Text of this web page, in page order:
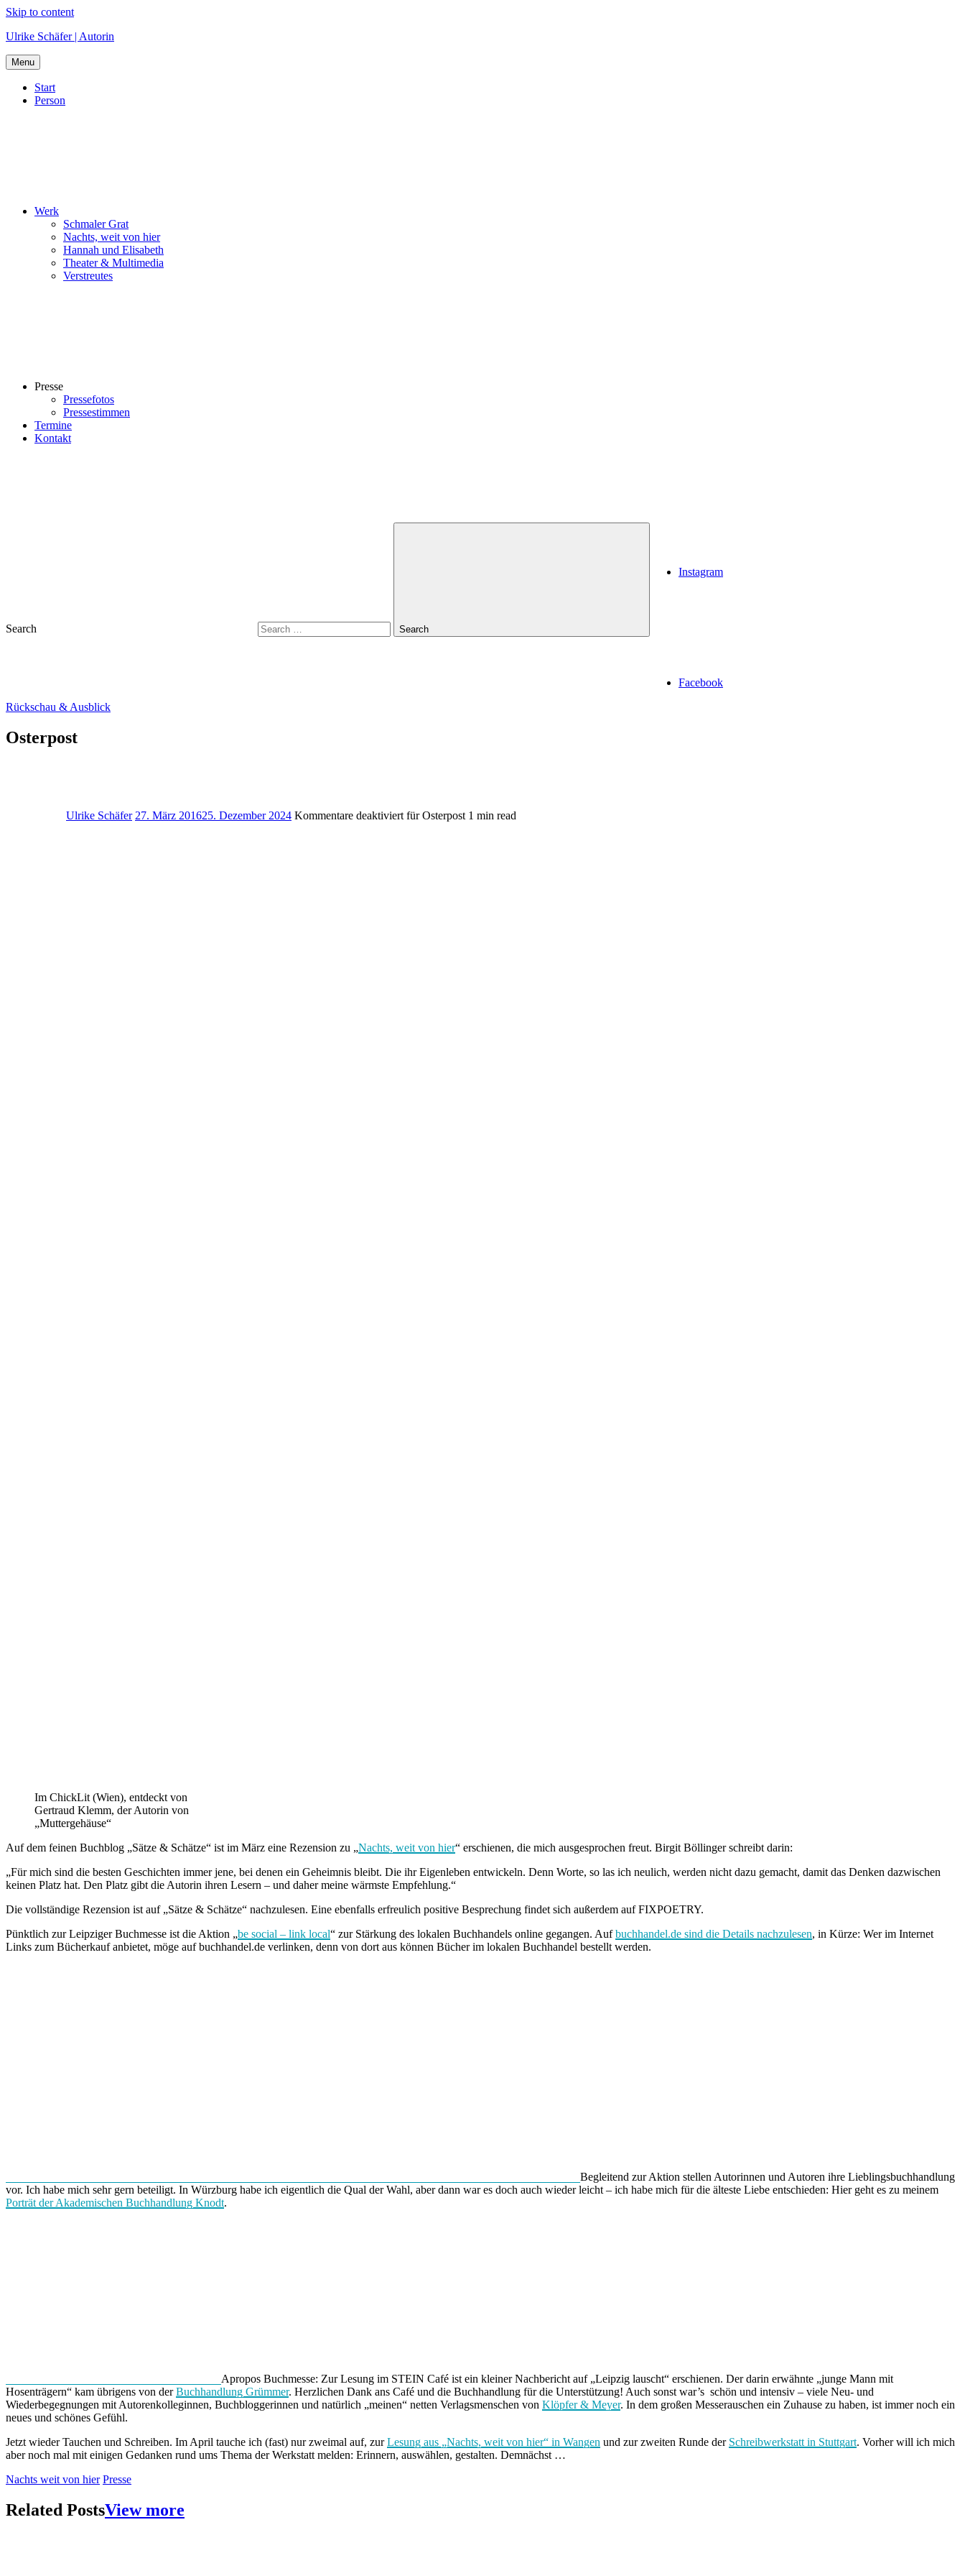
Skip to content
Ulrike Schäfer | Autorin
Menu
Start
Person
Werk
Schmaler Grat
Nachts, weit von hier
Hannah und Elisabeth
Theater & Multimedia
Verstreutes
Presse
Pressefotos
Pressestimmen
Termine
Kontakt
Search Search
Instagram
Facebook
Rückschau & Ausblick
Osterpost
Ulrike Schäfer 27. März 201625. Dezember 2024 Kommentare deaktiviert für Osterpost 1 min read
Im ChickLit (Wien), entdeckt von
Gertraud Klemm, der Autorin von
„Muttergehäuse“
Auf dem feinen Buchblog „Sätze & Schätze“ ist im März eine Rezension zu „Nachts, weit von hier“ erschienen, die mich ausgesprochen freut. Birgit Böllinger schreibt darin:
„Für mich sind die besten Geschichten immer jene, bei denen ein Geheimnis bleibt. Die ihr Eigenleben entwickeln. Denn Worte, so las ich neulich, werden nicht dazu gemacht, damit das Denken dazwischen
keinen Platz hat. Den Platz gibt die Autorin ihren Lesern – und daher meine wärmste Empfehlung.“
Die vollständige Rezension ist auf „Sätze & Schätze“ nachzulesen. Eine ebenfalls erfreulich positive Besprechung findet sich außerdem auf FIXPOETRY.
Pünktlich zur Leipziger Buchmesse ist die Aktion „be social – link local“ zur Stärkung des lokalen Buchhandels online gegangen. Aufbuchhandel.de sind die Details nachzulesen, in Kürze: Wer im Internet
Links zum Bücherkauf anbietet, möge auf buchhandel.de verlinken, denn von dort aus können Bücher im lokalen Buchhandel bestellt werden.
Begleitend zur Aktion stellen Autorinnen und Autoren ihre Lieblingsbuchhandlung
vor. Ich habe mich sehr gern beteiligt. In Würzburg habe ich eigentlich die Qual der Wahl, aber dann war es doch auch wieder leicht – ich habe mich für die älteste Liebe entschieden: Hier geht es zu meinem
Porträt der Akademischen Buchhandlung Knodt.
Apropos Buchmesse: Zur Lesung im STEIN Café ist ein kleiner Nachbericht auf „Leipzig lauscht“ erschienen. Der darin erwähnte „junge Mann mit
Hosenträgern“ kam übrigens von derBuchhandlung Grümmer. Herzlichen Dank ans Café und die Buchhandlung für die Unterstützung! Auch sonst war’s schön und intensiv – viele Neu- und
Wiederbegegnungen mit Autorenkolleginnen, Buchbloggerinnen und natürlich „meinen“ netten Verlagsmenschen von Klöpfer & Meyer. In dem großen Messerauschen ein Zuhause zu haben, ist immer noch ein
neues und schönes Gefühl.
Jetzt wieder Tauchen und Schreiben. Im April tauche ich (fast) nur zweimal auf, zurLesung aus „Nachts, weit von hier“ in Wangen und zur zweiten Runde der Schreibwerkstatt in Stuttgart. Vorher will ich mich
aber noch mal mit einigen Gedanken rund ums Thema der Werkstatt melden: Erinnern, auswählen, gestalten. Demnächst …
Nachts weit von hier Presse
Related PostsView more